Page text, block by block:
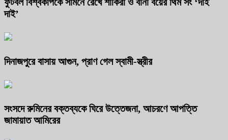
দাই’
দিনাজপুরে বাসায় আগুন, প্রাণ গেল স্বামী-স্ত্রীর
সংসদে রুমিনের বক্তব্যকে ঘিরে উত্তেজনা, আচরণে আপত্তি
জামায়াত আমিরের